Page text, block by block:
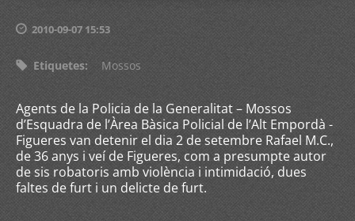
2010-09-07 15:53
Etiquetes: Mossos
Agents de la Policia de la Generalitat – Mossos
d’Esquadra de l’Àrea Bàsica Policial de l’Alt Empordà -
Figueres van detenir el dia 2 de setembre Rafael M.C.,
de 36 anys i veí de Figueres, com a presumpte autor
de sis robatoris amb violència i intimidació, dues
faltes de furt i un delicte de furt.